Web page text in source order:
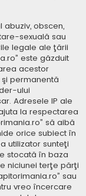
obscen,
sexuală sau
legale ale ţării
este găzduit
acestor
permanentă
ului
Adresele IP ale
la respectarea
să aibă
orice subiect în
utilizator sunteţi
stocată în baza
niciunei terţe părţi
sau
vreo încercare